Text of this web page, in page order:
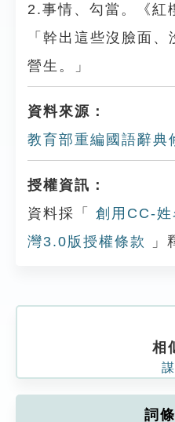
2.事情、勾當。《紅
「幹出這些沒臉面
營生。」
資料來源：
教育部重編國語辭典
授權資訊：
資料採「
創用CC-
灣3.0版授權條款
」
相
詞